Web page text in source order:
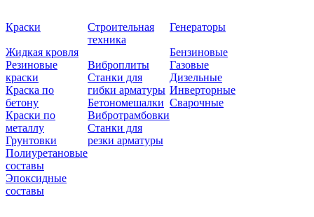
Краски
Жидкая кровля
Резиновые
краски
Краска по
бетону
Краски по
металлу
Грунтовки
Полиуретановые
составы
Эпоксидные
составы
Строительная
техника
Виброплиты
Станки для
гибки арматуры
Бетономешалки
Вибротрамбовки
Станки для
резки арматуры
Генераторы
Бензиновые
Газовые
Дизельные
Инверторные
Сварочные